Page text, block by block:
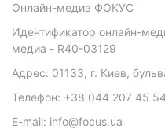
Онлайн-медиа ФОКУС
Идентификатор онлайн-
медиа - R40-03129
Адрес: 01133, г. Киев,
Телефон: +38 044 207 45 54
E-mail: info@focus.ua